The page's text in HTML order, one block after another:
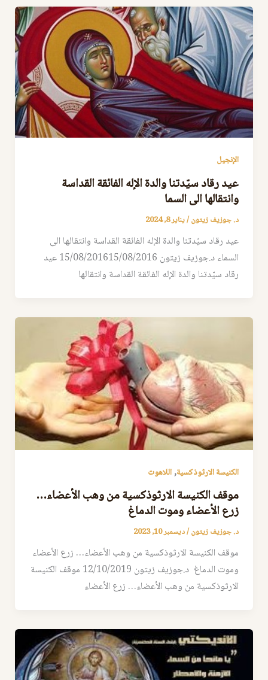
الإنجيل
عيد رقاد سيّدتنا والدة الإله الفائقة القداسة
وانتقالها الى السما
د. جوزيف زيتون/يناير 8, 2024
عيد رقاد سيّدتنا والدة الإله الفائقة القداسة وانتقالها الى
السماء د.جوزيف زيتون 15/08/201615/08/2016 عيد
رقاد سيّدتنا والدة الإله الفائقة القداسة وانتقالها
الكنيسة الارثوذكسية,اللاهوت
موقف الكنيسة الارثوذكسية من وهب الأعضاء…
زرع الأعضاء وموت الدماغ
د. جوزيف زيتون/ديسمبر 10, 2023
موقف الكنيسة الارثوذكسية من وهب الأعضاء… زرع الأعضاء
وموت الدماغ د.جوزيف زيتون 12/10/2019 موقف الكنيسة
الارثوذكسية من وهب الأعضاء… زرع الأعضاء